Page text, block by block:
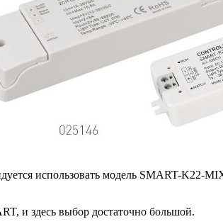
использовать модель SMART-
и здесь выбор достаточно большой.